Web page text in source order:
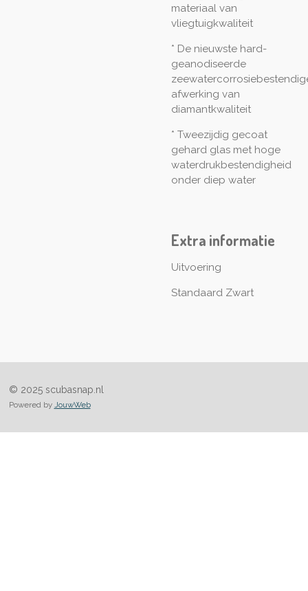
materiaal van
vliegtuigkwaliteit
* De nieuwste hard-
geanodiseerde
afwerking van
diamantkwaliteit
* Tweezijdig gecoat
gehard glas met hoge
waterdrukbestendigheid
onder diep water
Extra informatie
Uitvoering
Standaard Zwart
© 2025 scubasnap.nl
Powered by JouwWeb